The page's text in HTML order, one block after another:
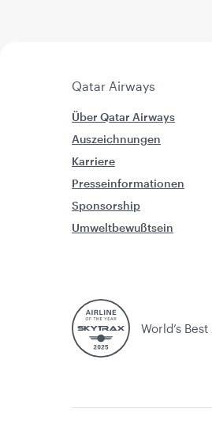
Qatar Airways
Über Qatar Airways
Auszeichnungen
Karriere
Presseinformationen
Sponsorship
Umweltbewußtsein
World’s